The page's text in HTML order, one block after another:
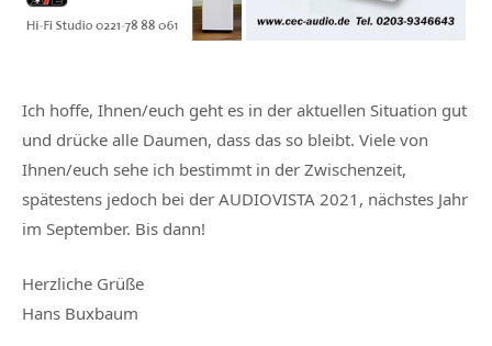
Ich hoffe, Ihnen/euch geht es in der aktuellen Situation gut
und drücke alle Daumen, dass das so bleibt. Viele von
Ihnen/euch sehe ich bestimmt in der Zwischenzeit,
spätestens jedoch bei der AUDIOVISTA 2021, nächstes Jahr
im September. Bis dann!
Herzliche Grüße
Hans Buxbaum